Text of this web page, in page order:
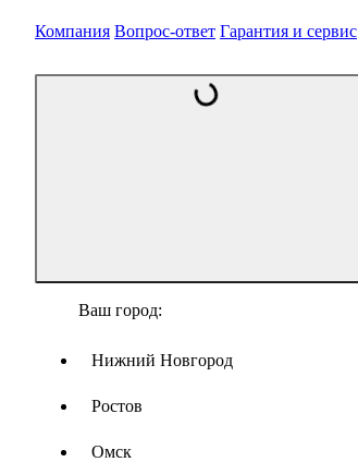
Компания Вопрос-ответ Гарантия и сервис
Ваш город:
Нижний Новгород
Ростов
Омск